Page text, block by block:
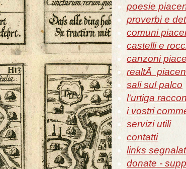
poesie
proverbi e
comuni
castelli e
canzoni
realtÃ
sali sul palco
l'urtiga
i vostri
servizi utili
contatti
links
donate -